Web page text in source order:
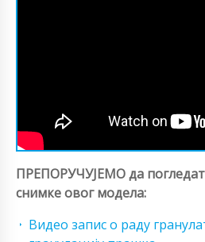
ПРЕПОРУЧУЈЕМО да
снимке овог модела:
Видео запис о раду